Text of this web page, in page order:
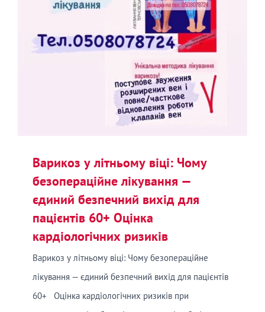
Варикоз у літньому віці: Чому
безопераційне лікування —
єдиний безпечний вихід для
пацієнтів 60+ Оцінка
кардіологічних ризиків
Варикоз у літньому віці: Чому безопераційне
лікування — єдиний безпечний вихід для пацієнтів
60+ Оцінка кардіологічних ризиків при